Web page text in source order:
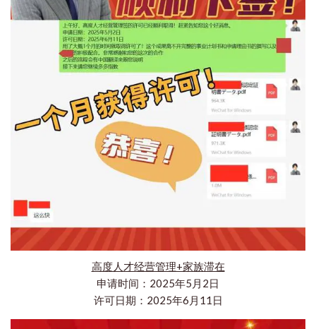
高度人才经营管理+家族滞在
申请时间：2025年5月2日
许可日期：2025年6月11日